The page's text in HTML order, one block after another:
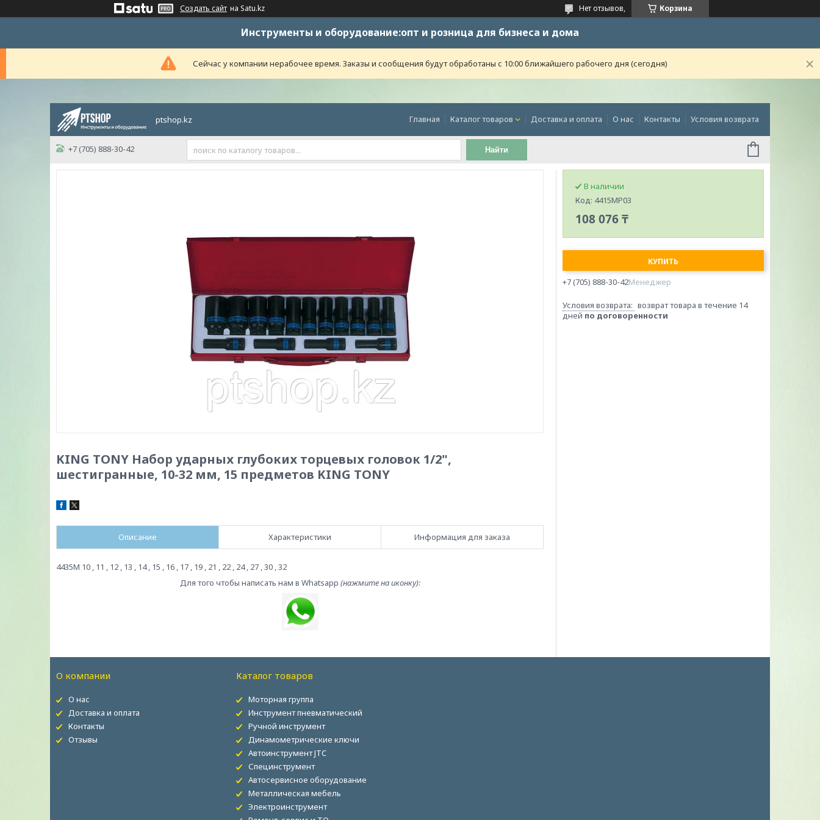
Создать сайт на Satu.kz Корзина
Нет отзывов,
Инструменты и оборудование:опт и розница для бизнеса и дома
Сейчас у компании нерабочее время. Заказы и сообщения будут обработаны с 10:00 ближайшего рабочего дня (сегодня)
ptshop.kz Главная Каталог товаров Доставка и оплата О нас Контакты Условия возврата
+7 (705) 888-30-42 Найти
KING TONY Набор ударных глубоких торцевых головок 1/2",
шестигранные, 10-32 мм, 15 предметов KING TONY
Описание Характеристики Информация для заказа
4435M 10 , 11 , 12 , 13 , 14 , 15 , 16 , 17 , 19 , 21 , 22 , 24 , 27 , 30 , 32
Для того чтобы написать нам в Whatsapp (нажмите на иконку):
В наличии
Код: 4415MP03
108 076 ₸
КУПИТЬ
+7 (705) 888-30-42Менеджер
возврат товара в течение 14
дней по договоренности
О компании
О нас
Доставка и оплата
Контакты
Отзывы
Каталог товаров
Моторная группа
Инструмент пневматический
Ручной инструмент
Динамометрические ключи
Автоинструмент JTC
Специнструмент
Автосервисное оборудование
Металлическая мебель
Электроинструмент